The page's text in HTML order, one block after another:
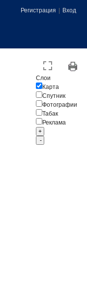
Регистрация Вход
Слои
Карта
Спутник
Фотографии
Табак
Реклама